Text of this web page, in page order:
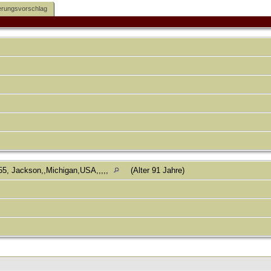
Jackson,,Michigan,USA,,,,, (Alter 91 Jahre)